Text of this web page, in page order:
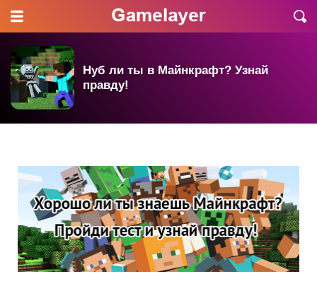
Нуб ли ты в Майнкрафт? Узнай
правду!